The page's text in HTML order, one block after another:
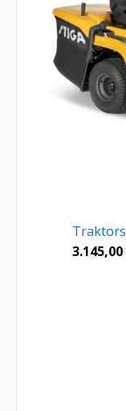
3.145,00